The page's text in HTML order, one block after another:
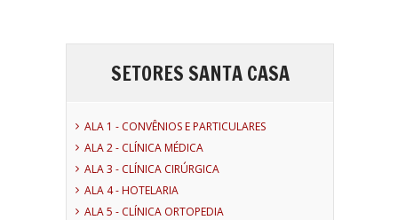
SETORES SANTA CASA
ALA 1 - CONVÊNIOS E PARTICULARES
ALA 2 - CLÍNICA MÉDICA
ALA 3 - CLÍNICA CIRÚRGICA
ALA 4 - HOTELARIA
ALA 5 - CLÍNICA ORTOPEDIA